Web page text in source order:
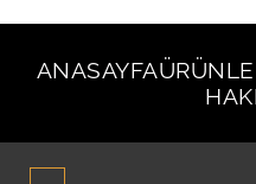
ANASAYFA